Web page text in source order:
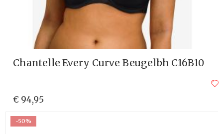
Chantelle Every Curve Beugelbh C16B10
€ 94,95
-50%